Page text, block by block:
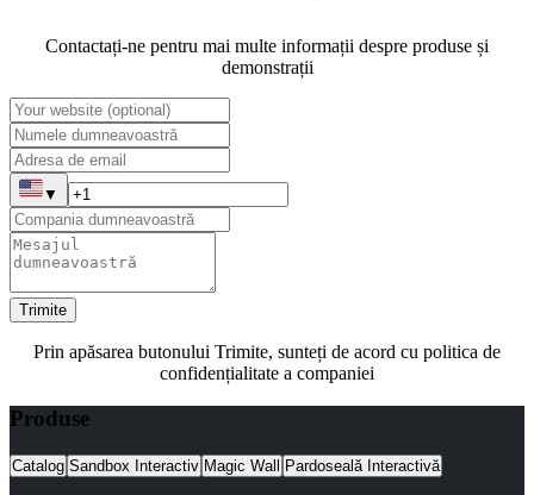
Contactați-ne pentru mai multe informații despre produse și
demonstrații
▼
Trimite
Prin apăsarea butonului Trimite, sunteți de acord cu politica de
confidențialitate a companiei
Produse
Catalog Sandbox Interactiv Magic Wall Pardoseală Interactivă